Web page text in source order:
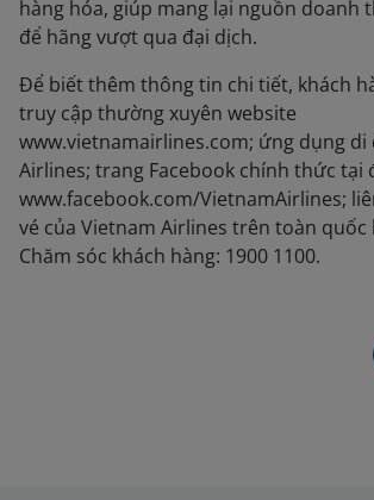
hàng hóa, giúp mang lại nguồn doanh
để hãng vượt qua đại dịch.
Để biết thêm thông tin chi tiết, khách
truy cập thường xuyên website
www.vietnamairlines.com; ứng dụng di
Airlines; trang Facebook chính thức tại
www.facebook.com/VietnamAirlines;
vé của Vietnam Airlines trên toàn quốc
Chăm sóc khách hàng: 1900 1100.